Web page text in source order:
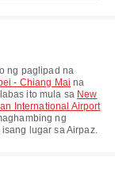
ng paglipad na
- Chiang Mai na
ito mula sa New
International Airport
ng
lugar sa Airpaz.